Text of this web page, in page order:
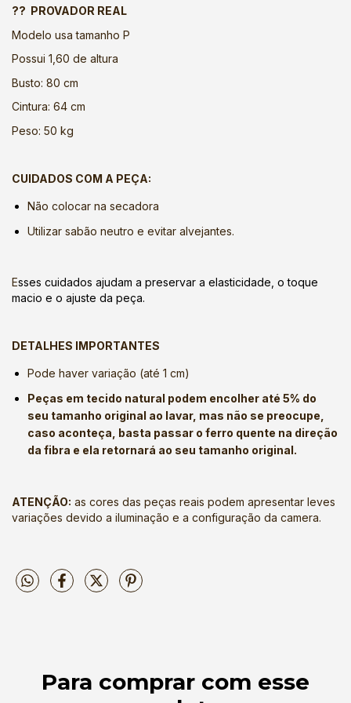
?? PROVADOR REAL
Modelo usa tamanho P
Possui 1,60 de altura
Busto: 80 cm
Cintura: 64 cm
Peso: 50 kg
CUIDADOS COM A PEÇA:
Não colocar na secadora
Utilizar sabão neutro e evitar alvejantes.
Esses cuidados ajudam a preservar a elasticidade, o toque
macio e o ajuste da peça.
DETALHES IMPORTANTES
Pode haver variação (até 1 cm)
Peças em tecido natural podem encolher até 5% do
seu tamanho original ao lavar, mas não se preocupe,
caso aconteça, basta passar o ferro quente na direção
da fibra e ela retornará ao seu tamanho original.
ATENÇÃO: as cores das peças reais podem apresentar leves
variações devido a iluminação e a configuração da camera.
Para comprar com esse